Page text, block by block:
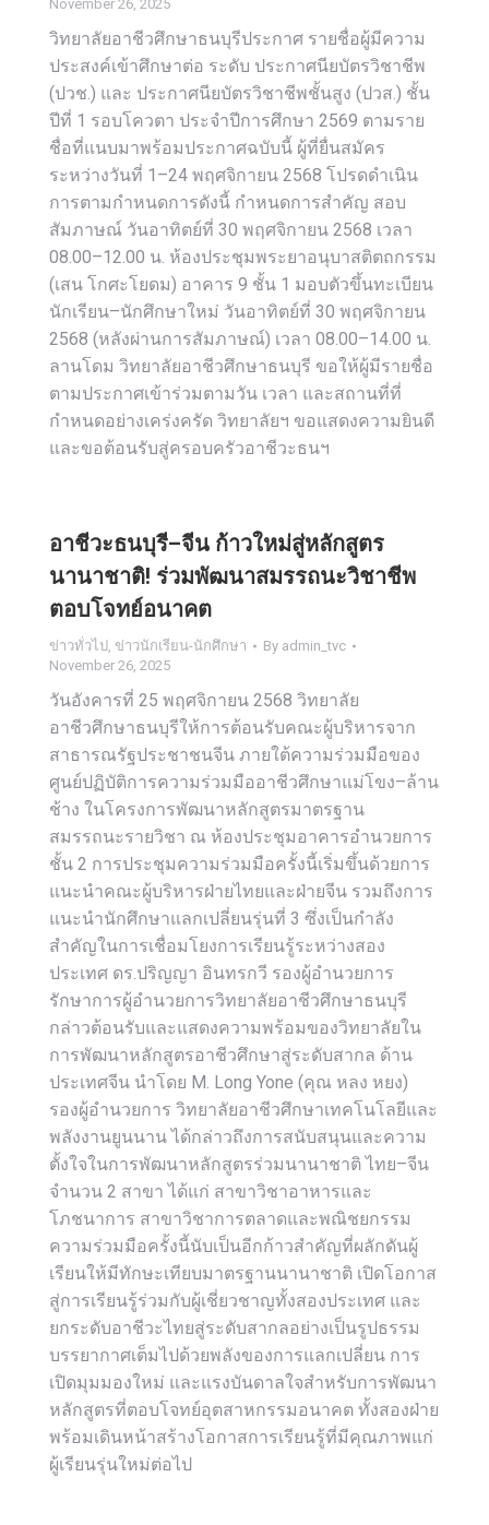
November 26, 2025
วิทยาลัยอาชีวศึกษาธนบุรีประกาศ รายชื่อผู้มีความ
ประสงค์เข้าศึกษาต่อ ระดับ ประกาศนียบัตรวิชาชีพ
(ปวช.) และ ประกาศนียบัตรวิชาชีพชั้นสูง (ปวส.) ชั้น
ปีที่ 1 รอบโควตา ประจำปีการศึกษา 2569 ตามราย
ชื่อที่แนบมาพร้อมประกาศฉบับนี้ ผู้ที่ยื่นสมัคร
ระหว่างวันที่ 1–24 พฤศจิกายน 2568 โปรดดำเนิน
การตามกำหนดการดังนี้ กำหนดการสำคัญ สอบ
สัมภาษณ์ วันอาทิตย์ที่ 30 พฤศจิกายน 2568 เวลา
08.00–12.00 น. ห้องประชุมพระยาอนุบาสติตถกรรม
(เสน โกศะโยดม) อาคาร 9 ชั้น 1 มอบตัวขึ้นทะเบียน
นักเรียน–นักศึกษาใหม่ วันอาทิตย์ที่ 30 พฤศจิกายน
2568 (หลังผ่านการสัมภาษณ์) เวลา 08.00–14.00 น.
ลานโดม วิทยาลัยอาชีวศึกษาธนบุรี ขอให้ผู้มีรายชื่อ
ตามประกาศเข้าร่วมตามวัน เวลา และสถานที่ที่
กำหนดอย่างเคร่งครัด วิทยาลัยฯ ขอแสดงความยินดี
และขอต้อนรับสู่ครอบครัวอาชีวะธนฯ
อาชีวะธนบุรี–จีน ก้าวใหม่สู่หลักสูตร
นานาชาติ! ร่วมพัฒนาสมรรถนะวิชาชีพ
ตอบโจทย์อนาคต
ข่าวทั่วไป, ข่าวนักเรียน-นักศึกษา By admin_tvc
November 26, 2025
วันอังคารที่ 25 พฤศจิกายน 2568 วิทยาลัย
อาชีวศึกษาธนบุรีให้การต้อนรับคณะผู้บริหารจาก
สาธารณรัฐประชาชนจีน ภายใต้ความร่วมมือของ
ศูนย์ปฏิบัติการความร่วมมืออาชีวศึกษาแม่โขง–ล้าน
ช้าง ในโครงการพัฒนาหลักสูตรมาตรฐาน
สมรรถนะรายวิชา ณ ห้องประชุมอาคารอำนวยการ
ชั้น 2 การประชุมความร่วมมือครั้งนี้เริ่มขึ้นด้วยการ
แนะนำคณะผู้บริหารฝ่ายไทยและฝ่ายจีน รวมถึงการ
แนะนำนักศึกษาแลกเปลี่ยนรุ่นที่ 3 ซึ่งเป็นกำลัง
สำคัญในการเชื่อมโยงการเรียนรู้ระหว่างสอง
ประเทศ ดร.ปริญญา อินทรกวี รองผู้อำนวยการ
รักษาการผู้อำนวยการวิทยาลัยอาชีวศึกษาธนบุรี
กล่าวต้อนรับและแสดงความพร้อมของวิทยาลัยใน
การพัฒนาหลักสูตรอาชีวศึกษาสู่ระดับสากล ด้าน
ประเทศจีน นำโดย M. Long Yone (คุณ หลง หยง)
รองผู้อำนวยการ วิทยาลัยอาชีวศึกษาเทคโนโลยีและ
พลังงานยูนนาน ได้กล่าวถึงการสนับสนุนและความ
ตั้งใจในการพัฒนาหลักสูตรร่วมนานาชาติ ไทย–จีน
จำนวน 2 สาขา ได้แก่ สาขาวิชาอาหารและ
โภชนาการ สาขาวิชาการตลาดและพณิชยกรรม
ความร่วมมือครั้งนี้นับเป็นอีกก้าวสำคัญที่ผลักดันผู้
เรียนให้มีทักษะเทียบมาตรฐานนานาชาติ เปิดโอกาส
สู่การเรียนรู้ร่วมกับผู้เชี่ยวชาญทั้งสองประเทศ และ
ยกระดับอาชีวะไทยสู่ระดับสากลอย่างเป็นรูปธรรม
บรรยากาศเต็มไปด้วยพลังของการแลกเปลี่ยน การ
เปิดมุมมองใหม่ และแรงบันดาลใจสำหรับการพัฒนา
หลักสูตรที่ตอบโจทย์อุตสาหกรรมอนาคต ทั้งสองฝ่าย
พร้อมเดินหน้าสร้างโอกาสการเรียนรู้ที่มีคุณภาพแก่
ผู้เรียนรุ่นใหม่ต่อไป